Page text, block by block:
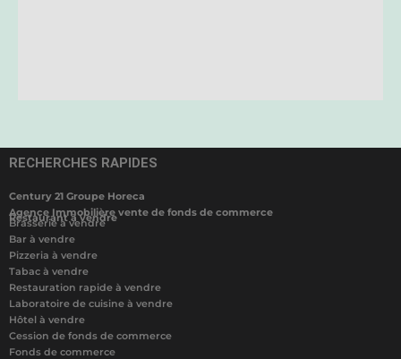
RECHERCHES RAPIDES
Century 21 Groupe Horeca
Agence Immobilière vente de fonds de commerce
Restaurant à vendre
Brasserie à vendre
Bar à vendre
Pizzeria à vendre
Tabac à vendre
Restauration rapide à vendre
Laboratoire de cuisine à vendre
Hôtel à vendre
Cession de fonds de commerce
Fonds de commerce